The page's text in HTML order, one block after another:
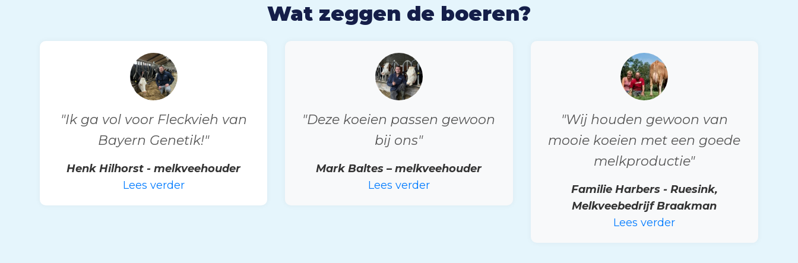
Wat zeggen de boeren?
"Ik ga vol voor Fleckvieh van
Bayern Genetik!"
Henk Hilhorst - melkveehouder
Lees verder
"Deze koeien passen gewoon
bij ons"
Mark Baltes – melkveehouder
Lees verder
"Wij houden gewoon van
mooie koeien met een goede
melkproductie"
Familie Harbers - Ruesink,
Melkveebedrijf Braakman
Lees verder